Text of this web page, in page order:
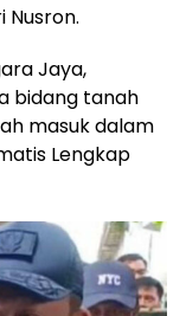
Nusron.
Jaya,
bidang tanah
masuk dalam
Lengkap